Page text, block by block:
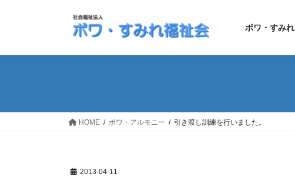
ボワ・すみれ
HOME ボワ・アルモニー 引き渡し訓練を行いました。
2013-04-11